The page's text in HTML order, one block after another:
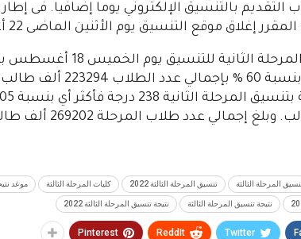
التقديم بالتنسيق الإلكتروني يوما إضافيا. فى
إغلاق موقع التنسيق يوم الأثنين الماضى 22 أغسطس.
للشعبة العلمية. أي بنسبة
طلاب 45908 ألف طالب.
المرحلة الثالثة تنسيق المرحلة الثالثة 2022 كليات المرحلة الثالثة موعد
نتيجة تنسيق المرحلة الثالثة نتيجة تنسيق المرحلة الثالثة 2022
Twitter
ReddIt
Pinterest